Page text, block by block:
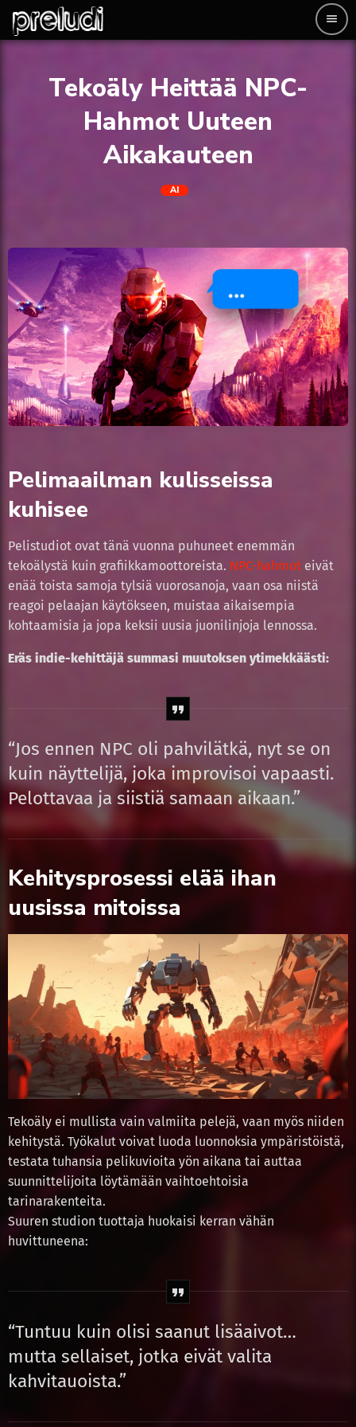
menu
Tekoäly Heittää NPC-
Hahmot Uuteen
Aikakauteen
AI
Pelimaailman kulisseissa
kuhisee
Pelistudiot ovat tänä vuonna puhuneet enemmän
tekoälystä kuin grafiikkamoottoreista. NPC-hahmot eivät
enää toista samoja tylsiä vuorosanoja, vaan osa niistä
reagoi pelaajan käytökseen, muistaa aikaisempia
kohtaamisia ja jopa keksii uusia juonilinjoja lennossa.
Eräs indie-kehittäjä summasi muutoksen ytimekkäästi:
“Jos ennen NPC oli pahvilätkä, nyt se on
kuin näyttelijä, joka improvisoi vapaasti.
Pelottavaa ja siistiä samaan aikaan.”
Kehitysprosessi elää ihan
uusissa mitoissa
Tekoäly ei mullista vain valmiita pelejä, vaan myös niiden
kehitystä. Työkalut voivat luoda luonnoksia ympäristöistä,
testata tuhansia pelikuvioita yön aikana tai auttaa
suunnittelijoita löytämään vaihtoehtoisia
tarinarakenteita.
Suuren studion tuottaja huokaisi kerran vähän
huvittuneena:
“Tuntuu kuin olisi saanut lisäaivot…
mutta sellaiset, jotka eivät valita
kahvitauoista.”